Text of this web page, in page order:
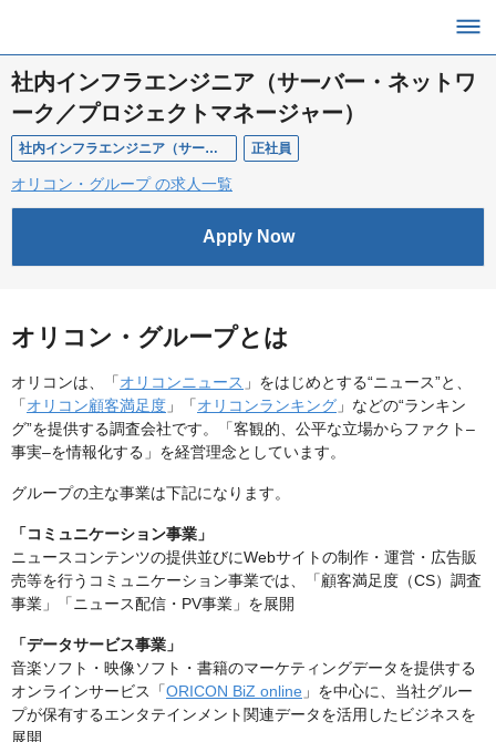
社内インフラエンジニア（サーバー・ネットワ
ーク／プロジェクトマネージャー）
社内インフラエンジニア（サーバー・ネットワーク／プロジェクトマネージャー）/オリコン 正社員
オリコン・グループ の求人一覧
Apply Now
オリコン・グループとは
オリコンは、「オリコンニュース 」をはじめとする“ニュース”と、
「オリコン顧客満足度 」「オリコンランキング 」などの“ランキン
グ”を提供する調査会社です。「客観的、公平な立場からファクト–
事実–を情報化する」を経営理念としています。
グループの主な事業は下記になります。
「コミュニケーション事業」
ニュースコンテンツの提供並びにWebサイトの制作・運営・広告販
売等を行うコミュニケーション事業では、「顧客満足度（CS）調査
事業」「ニュース配信・PV事業」を展開
「データサービス事業」
音楽ソフト・映像ソフト・書籍のマーケティングデータを提供する
オンラインサービス「ORICON BiZ online 」を中心に、当社グルー
プが保有するエンタテインメント関連データを活用したビジネスを
展開